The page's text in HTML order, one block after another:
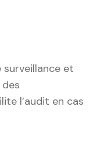
surveillance et
l’audit en cas